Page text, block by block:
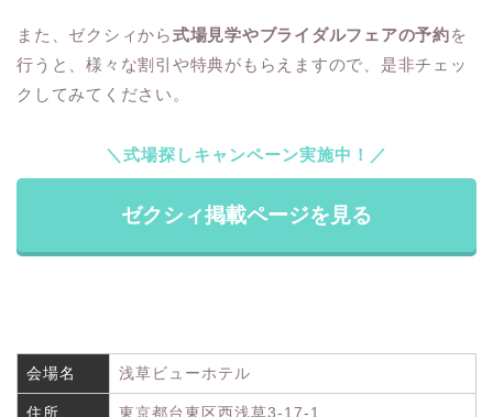
また、ゼクシィから式場見学やブライダルフェアの予約を
行うと、様々な割引や特典がもらえますので、是非チェッ
クしてみてください。
＼式場探しキャンペーン実施中！／
ゼクシィ掲載ページを見る
会場名 浅草ビューホテル
住所 東京都台東区西浅草3-17-1